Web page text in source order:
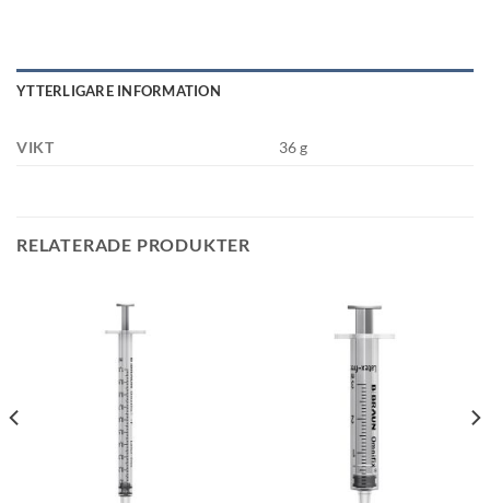
YTTERLIGARE INFORMATION
VIKT 36 g
RELATERADE PRODUKTER